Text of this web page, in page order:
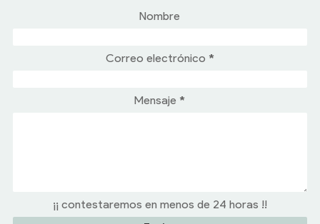
Nombre
Correo electrónico *
Mensaje *
¡¡ contestaremos en menos de 24 horas !!